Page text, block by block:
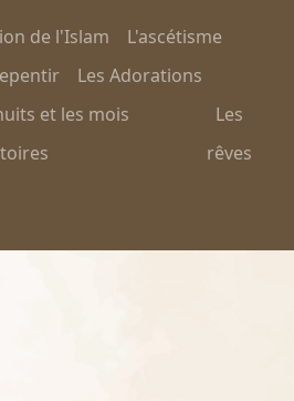
de l'Islam
L'ascétisme
Les Adorations
et les mois
Les
rêves